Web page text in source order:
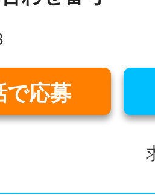
で応募